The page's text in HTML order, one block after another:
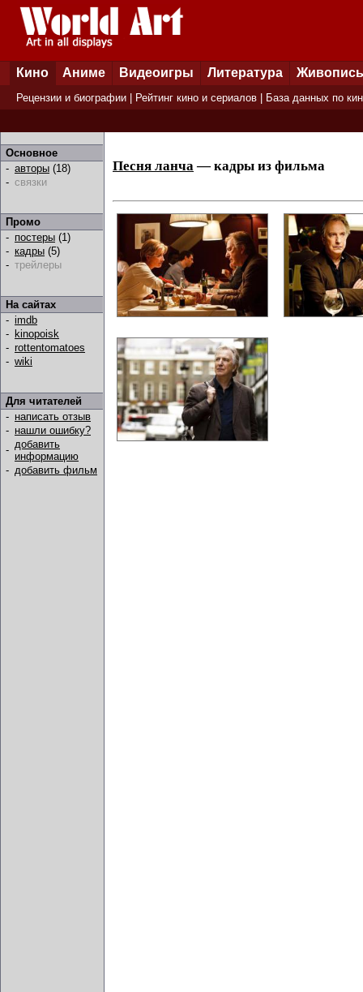
Кино Аниме Видеоигры Литература Живопись
Рецензии и биографии Рейтинг кино и сериалов База данных по
Основное
- авторы (18)
- связки
Промо
- постеры (1)
- кадры (5)
- трейлеры
На сайтах
- imdb
- kinopoisk
- rottentomatoes
- wiki
Для читателей
- написать отзыв
- нашли ошибку?
- добавить
информацию
- добавить фильм
Песня ланча— кадры из фильма